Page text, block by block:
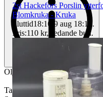
Olja? på duk - 100 x 100 cm
Tavlan är inplastad.
2st Hackefors Porslin
Blomkruka - Kruka
Sluttid18:10 9 aug 18:10 .
Pris:110 kr, Ledande bud.